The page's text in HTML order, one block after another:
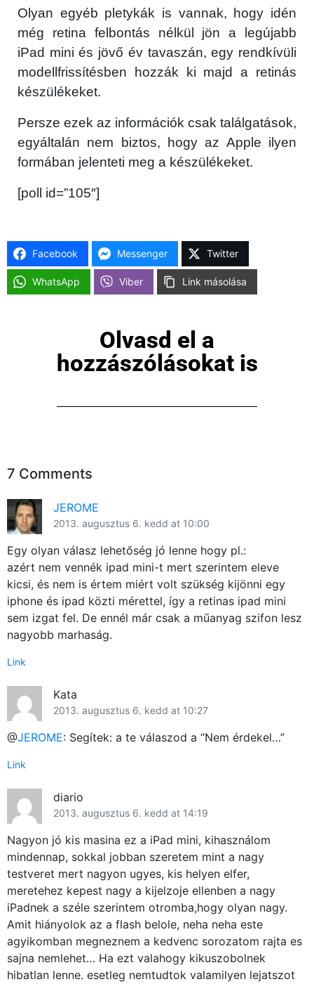
Olyan egyéb pletykák is vannak, hogy idén
még retina felbontás nélkül jön a legújabb
iPad mini és jövő év tavaszán, egy rendkívüli
modellfrissítésben hozzák ki majd a retinás
készülékeket.
Persze ezek az információk csak találgatások,
egyáltalán nem biztos, hogy az Apple ilyen
formában jelenteti meg a készülékeket.
[poll id=”105″]
Facebook Messenger Twitter
WhatsApp Viber Link másolása
Olvasd el a
hozzászólásokat is
7 Comments
JEROME
2013. augusztus 6. kedd at 10:00
Egy olyan válasz lehetőség jó lenne hogy pl.:
azért nem vennék ipad mini-t mert szerintem eleve
kicsi, és nem is értem miért volt szükség kijönni egy
iphone és ipad közti mérettel, így a retinas ipad mini
sem izgat fel. De ennél már csak a műanyag szifon lesz
nagyobb marhaság.
Link
Kata
2013. augusztus 6. kedd at 10:27
@JEROME: Segítek: a te válaszod a “Nem érdekel…”
Link
diario
2013. augusztus 6. kedd at 14:19
Nagyon jó kis masina ez a iPad mini, kihasználom
mindennap, sokkal jobban szeretem mint a nagy
testveret mert nagyon ugyes, kis helyen elfer,
meretehez kepest nagy a kijelzoje ellenben a nagy
iPadnek a széle szerintem otromba,hogy olyan nagy.
Amit hiányolok az a flash belole, neha neha este
agyikomban megneznem a kedvenc sorozatom rajta es
sajna nemlehet… Ha ezt valahogy kikuszobolnek
hibatlan lenne. esetleg nemtudtok valamilyen lejatszot